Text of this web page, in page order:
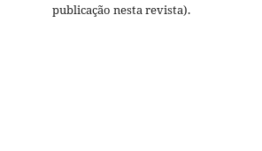
publicação nesta revista).